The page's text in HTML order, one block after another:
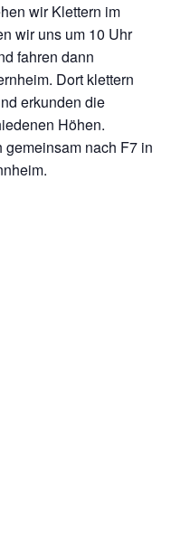
wir Klettern im
wir uns um 10 Uhr
fahren dann
Dort klettern
erkunden die
Höhen.
nach F7 in